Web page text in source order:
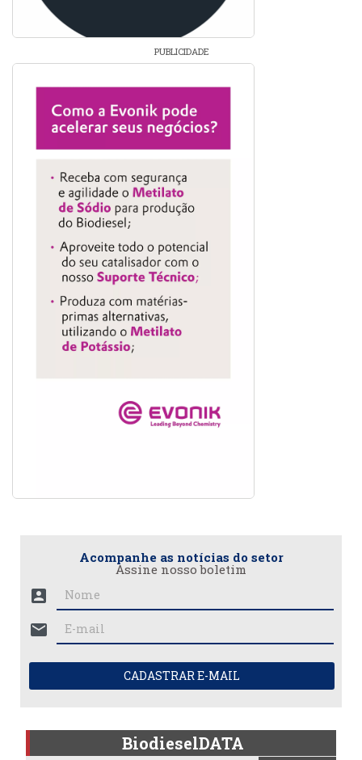
PUBLICIDADE
Acompanhe as notícias do setor
Assine nosso boletim
account_box
mail
CADASTRAR E-MAIL
BiodieselDATA